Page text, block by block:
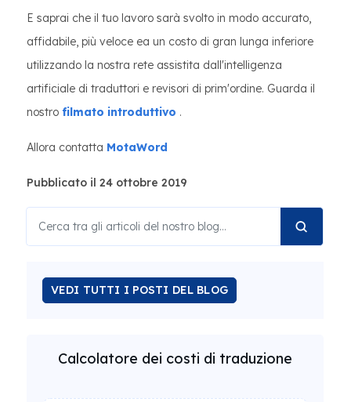
E saprai che il tuo lavoro sarà svolto in modo accurato,
affidabile, più veloce ea un costo di gran lunga inferiore
utilizzando la nostra rete assistita dall'intelligenza
artificiale di traduttori e revisori di prim'ordine. Guarda il
nostro filmato introduttivo .
Allora contatta MotaWord
Pubblicato il 24 ottobre 2019
VEDI TUTTI I POSTI DEL BLOG
Calcolatore dei costi di traduzione